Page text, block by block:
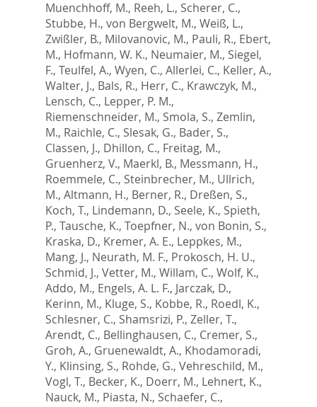
Muenchhoff, M., Reeh, L., Scherer, C.,
Stubbe, H., von Bergwelt, M., Weiß, L.,
Zwißler, B., Milovanovic, M., Pauli, R., Ebert,
M., Hofmann, W. K., Neumaier, M., Siegel,
F., Teulfel, A., Wyen, C., Allerlei, C., Keller, A.,
Walter, J., Bals, R., Herr, C., Krawczyk, M.,
Lensch, C., Lepper, P. M.,
Riemenschneider, M., Smola, S., Zemlin,
M., Raichle, C., Slesak, G., Bader, S.,
Classen, J., Dhillon, C., Freitag, M.,
Gruenherz, V., Maerkl, B., Messmann, H.,
Roemmele, C., Steinbrecher, M., Ullrich,
M., Altmann, H., Berner, R., Dreßen, S.,
Koch, T., Lindemann, D., Seele, K., Spieth,
P., Tausche, K., Toepfner, N., von Bonin, S.,
Kraska, D., Kremer, A. E., Leppkes, M.,
Mang, J., Neurath, M. F., Prokosch, H. U.,
Schmid, J., Vetter, M., Willam, C., Wolf, K.,
Addo, M., Engels, A. L. F., Jarczak, D.,
Kerinn, M., Kluge, S., Kobbe, R., Roedl, K.,
Schlesner, C., Shamsrizi, P., Zeller, T.,
Arendt, C., Bellinghausen, C., Cremer, S.,
Groh, A., Gruenewaldt, A., Khodamoradi,
Y., Klinsing, S., Rohde, G., Vehreschild, M.,
Vogl, T., Becker, K., Doerr, M., Lehnert, K.,
Nauck, M., Piasta, N., Schaefer, C.,